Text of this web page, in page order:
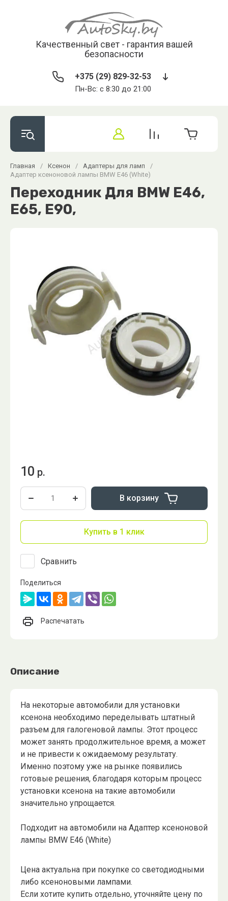
Качественный свет - гарантия вашей
безопасности
+375 (29) 829-32-53
Пн-Вс: с 8:30 до 21:00
Главная / Ксенон / Адаптеры для ламп
/
Адаптер ксеноновой лампы BMW E46 (White)
Переходник Для BMW E46,
E65, E90,
10 р.
В корзину
Купить в 1 клик
Сравнить
Поделиться
Распечатать
Описание
На некоторые автомобили для установки
ксенона необходимо переделывать штатный
разъем для галогеновой лампы. Этот процесс
может занять продолжительное время, а может
и не привести к ожидаемому результату.
Именно поэтому уже на рынке появились
готовые решения, благодаря которым процесс
установки ксенона на такие автомобили
значительно упрощается.
Подходит на автомобили на Адаптер ксеноновой
лампы BMW E46 (White)
Цена актуальна при покупке со светодиодными
либо ксеноновыми лампами.
Если хотите купить отдельно, уточняйте цену по